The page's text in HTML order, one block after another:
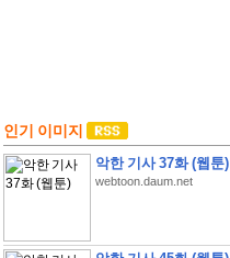
인기 이미지
악한 기사 37화 (웹툰)
webtoon.daum.net